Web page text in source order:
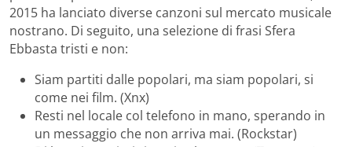
2015 ha lanciato diverse canzoni sul mercato musicale
nostrano. Di seguito, una selezione di frasi Sfera
Ebbasta tristi e non:
Siam partiti dalle popolari, ma siam popolari, si
come nei film. (Xnx)
Resti nel locale col telefono in mano, sperando in
un messaggio che non arriva mai. (Rockstar)